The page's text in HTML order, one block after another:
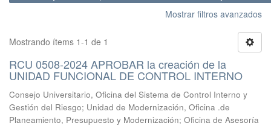
Mostrar filtros avanzados
Mostrando ítems 1-1 de 1
RCU 0508-2024 APROBAR la creación de la
UNIDAD FUNCIONAL DE CONTROL INTERNO
Consejo Universitario, Oficina del Sistema de Control Interno y
Gestión del Riesgo; Unidad de Modernización, Oficina .de
Planeamiento, Presupuesto y Modernización; Oficina de Asesoría